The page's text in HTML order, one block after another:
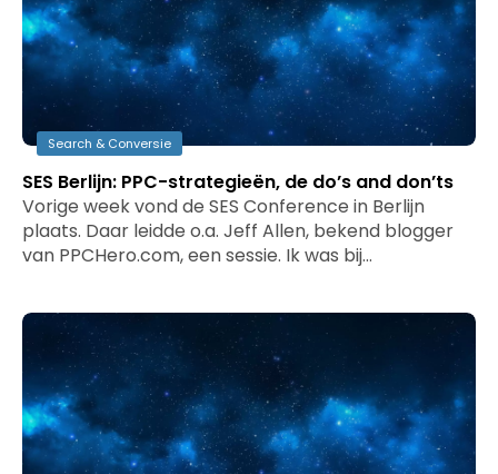
Search & Conversie
SES Berlijn: PPC-strategieën, de do’s and don’ts
Vorige week vond de SES Conference in Berlijn
plaats. Daar leidde o.a. Jeff Allen, bekend blogger
van PPCHero.com, een sessie. Ik was bij…